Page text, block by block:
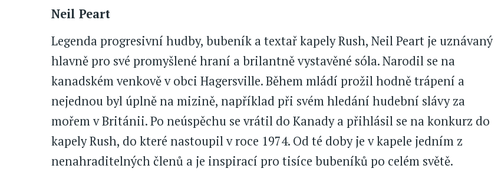
Neil Peart
Legenda progresivní hudby, bubeník a textař kapely Rush, Neil Peart je uznávaný
hlavně pro své promyšlené hraní a brilantně vystavěné sóla. Narodil se na
kanadském venkově v obci Hagersville. Během mládí prožil hodně trápení a
nejednou byl úplně na mizině, například při svém hledání hudební slávy za
mořem v Británii. Po neúspěchu se vrátil do Kanady a přihlásil se na konkurz do
kapely Rush, do které nastoupil v roce 1974. Od té doby je v kapele jedním z
nenahraditelných členů a je inspirací pro tisíce bubeníků po celém světě.